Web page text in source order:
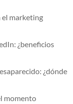
el marketing
¿beneficios
¿dónde
momento